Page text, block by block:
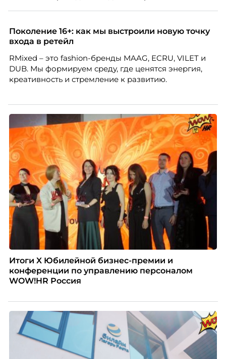
по работе с персоналом Инфомаксимум,
рассказывает, как выстроить адаптацию
распределенной команды без лишнего контроля и
бесконечных созвонов.
Поколение 16+: как мы выстроили новую точку
входа в ретейл
RMixed – это fashion-бренды MAAG, ECRU, VILET и
DUB. Мы формируем среду, где ценятся энергия,
креативность и стремление к развитию.
Итоги X Юбилейной бизнес-премии и
конференции по управлению персоналом
WOW!HR Россия